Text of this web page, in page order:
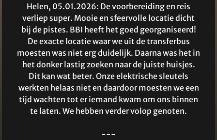
Helen, 05.01.2026: De voorbereiding en reis
verliep super. Mooie en sfeervolle locatie dicht
bij de pistes. BBI heeft het goed georganiseerd!
De exacte locatie waar we uit de transferbus
moesten was niet erg duidelijk. Daarna was het in
het donker lastig zoeken naar de juiste huisjes.
Dit kan wat beter. Onze elektrische sleutels
werkten helaas niet en daardoor moesten we een
tijd wachten tot er iemand kwam om ons binnen
te laten. We hebben verder volop genoten.
---